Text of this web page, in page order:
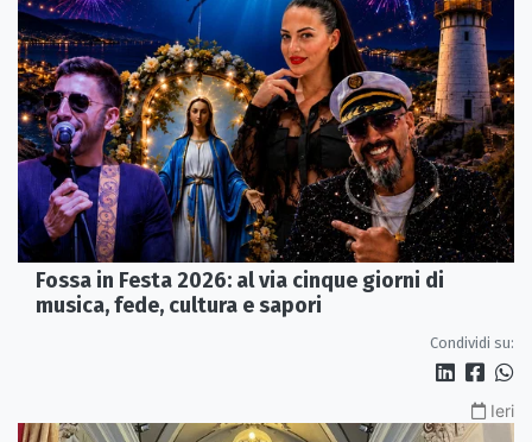
Fossa in Festa 2026: al via cinque giorni di
musica, fede, cultura e sapori
Condividi su:
Ieri